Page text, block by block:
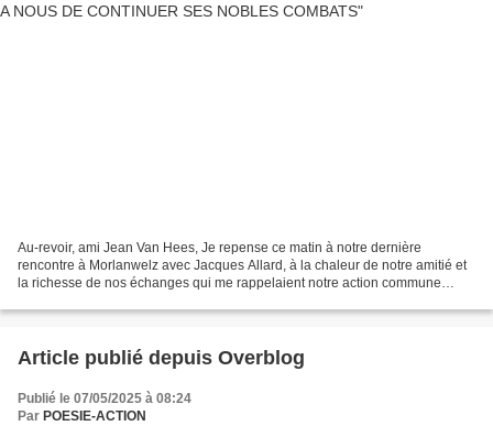
Au-revoir, ami Jean Van Hees, Je repense ce matin à notre dernière
rencontre à Morlanwelz avec Jacques Allard, à la chaleur de notre amitié et
la richesse de nos échanges qui me rappelaient notre action commune
Article publié depuis Overblog
Publié le 07/05/2025 à 08:24
Par POESIE-ACTION